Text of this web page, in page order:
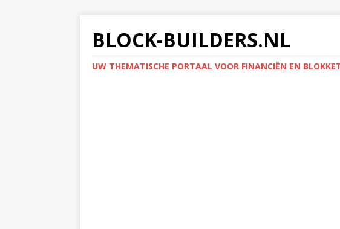
BLOCK-BUILDERS.NL
UW THEMATISCHE PORTAAL VOOR FINANCIËN EN